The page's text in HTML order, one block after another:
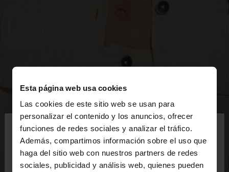
Esta página web usa cookies
Las cookies de este sitio web se usan para
personalizar el contenido y los anuncios, ofrecer
funciones de redes sociales y analizar el tráfico.
Además, compartimos información sobre el uso que
haga del sitio web con nuestros partners de redes
sociales, publicidad y análisis web, quienes pueden
hola
Estás accediendo a la web de Ecuador. ¿Quieres ir
a la web de United States?